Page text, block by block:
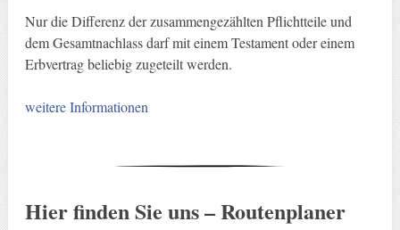
Nur die Differenz der zusammengezählten Pflichtteile und
dem Gesamtnachlass darf mit einem Testament oder einem
Erbvertrag beliebig zugeteilt werden.
weitere Informationen
Hier finden Sie uns – Routenplaner